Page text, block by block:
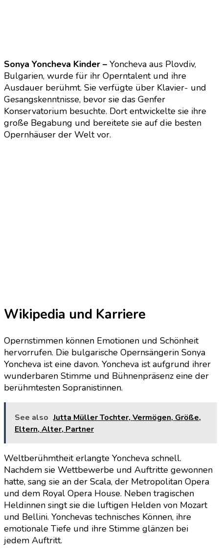
Sonya Yoncheva Kinder – Yoncheva aus Plovdiv,
Bulgarien, wurde für ihr Operntalent und ihre
Ausdauer berühmt. Sie verfügte über Klavier- und
Gesangskenntnisse, bevor sie das Genfer
Konservatorium besuchte. Dort entwickelte sie ihre
große Begabung und bereitete sie auf die besten
Opernhäuser der Welt vor.
Wikipedia und Karriere
Opernstimmen können Emotionen und Schönheit
hervorrufen. Die bulgarische Opernsängerin Sonya
Yoncheva ist eine davon. Yoncheva ist aufgrund ihrer
wunderbaren Stimme und Bühnenpräsenz eine der
berühmtesten Sopranistinnen.
See also Jutta Müller Tochter, Vermögen, Größe,
Eltern, Alter, Partner
Weltberühmtheit erlangte Yoncheva schnell.
Nachdem sie Wettbewerbe und Auftritte gewonnen
hatte, sang sie an der Scala, der Metropolitan Opera
und dem Royal Opera House. Neben tragischen
Heldinnen singt sie die luftigen Helden von Mozart
und Bellini. Yonchevas technisches Können, ihre
emotionale Tiefe und ihre Stimme glänzen bei
jedem Auftritt.